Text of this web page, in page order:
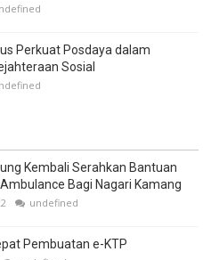
Perkuat Posdaya dalam
Sosial
Kembali Serahkan Bantuan
Bagi Nagari Kamang
undefined
Pembuatan e-KTP